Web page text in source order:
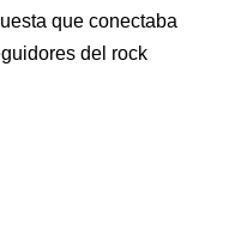
que conectaba
del rock